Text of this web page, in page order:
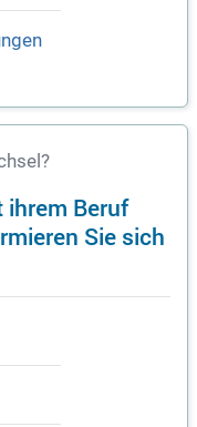
ihrem Beruf
Sie sich